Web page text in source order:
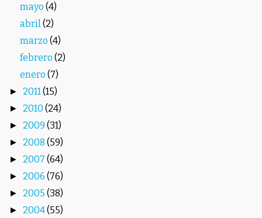
mayo(4)
abril(2)
marzo(4)
febrero(2)
enero(7)
► 2011(15)
► 2010 (24)
► 2009 (31)
► 2008 (59)
► 2007 (64)
► 2006 (76)
► 2005 (38)
► 2004(55)